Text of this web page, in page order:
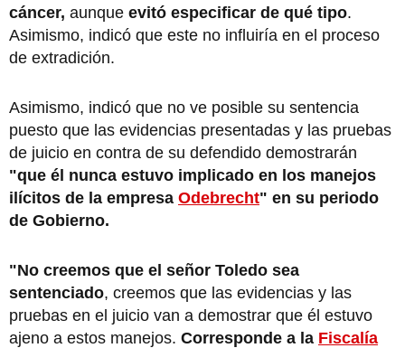
cáncer, aunque evitó especificar de qué tipo.
Asimismo, indicó que este no influiría en el proceso
de extradición.
Asimismo, indicó que no ve posible su sentencia
puesto que las evidencias presentadas y las pruebas
de juicio en contra de su defendido demostrarán
"que él nunca estuvo implicado en los manejos
ilícitos de la empresa Odebrecht" en su periodo
de Gobierno.
"No creemos que el señor Toledo sea
sentenciado, creemos que las evidencias y las
pruebas en el juicio van a demostrar que él estuvo
ajeno a estos manejos. Corresponde a la Fiscalía